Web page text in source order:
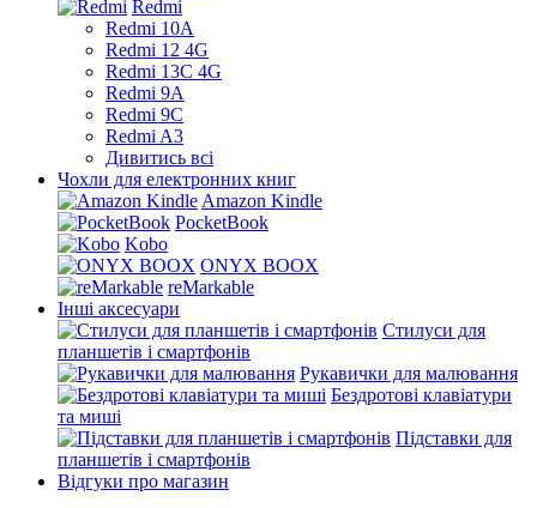
Redmi
Redmi 10A
Redmi 12 4G
Redmi 13C 4G
Redmi 9A
Redmi 9C
Redmi A3
Дивитись всі
Чохли для електронних книг
Amazon Kindle
PocketBook
Kobo
ONYX BOOX
reMarkable
Інші аксесуари
Стилуси для
планшетів і смартфонів
Рукавички для малювання
Бездротові клавіатури
та миші
Підставки для
планшетів і смартфонів
Відгуки про магазин